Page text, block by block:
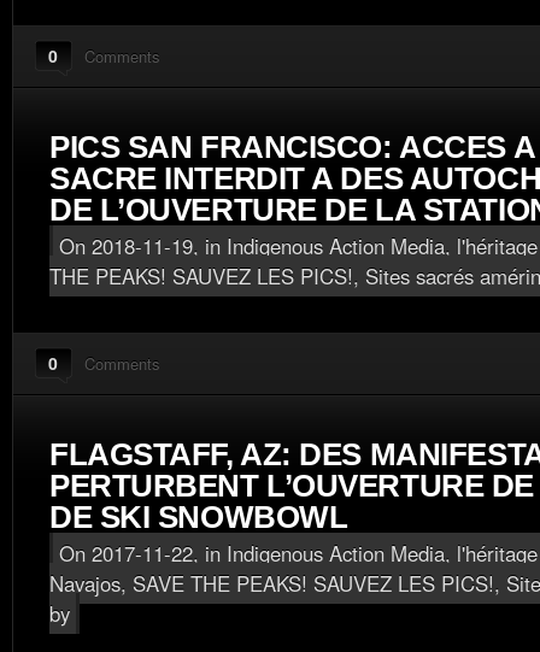
0 Comments
PICS SAN FRANCISCO: ACCES
SACRE INTERDIT A DES
DE L’OUVERTURE DE LA
On 2018-11-19, in Indigenous Action Media,
THE PEAKS! SAUVEZ LES PICS!, Sites sacrés
0 Comments
FLAGSTAFF, AZ: DES
PERTURBENT L’OUVERTURE
DE SKI SNOWBOWL
On 2017-11-22, in Indigenous Action Media,
Navajos, SAVE THE PEAKS! SAUVEZ LES PICS!,
by